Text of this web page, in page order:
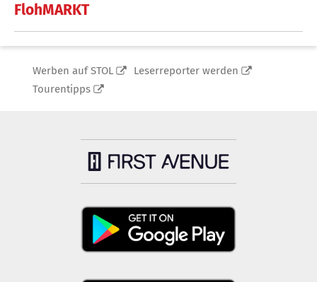
FlohMARKT
Werben auf STOL
Leserreporter werden
Tourentipps